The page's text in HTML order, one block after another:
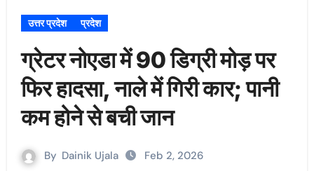
उत्तर प्रदेश प्रदेश
ग्रेटर नोएडा में 90 डिग्री मोड़ पर
फिर हादसा, नाले में गिरी कार; पानी
कम होने से बची जान
By Dainik Ujala Feb 2, 2026